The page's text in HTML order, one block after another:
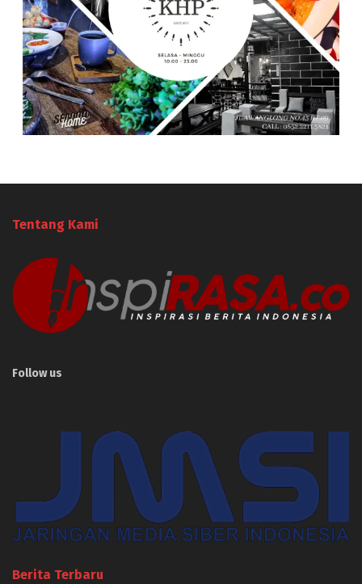
Tentang Kami
Follow us
Berita Terbaru